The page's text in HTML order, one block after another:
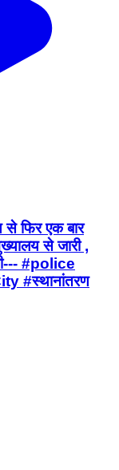
से फिर एक बार
से जारी ,
#police
#स्थानांतरण